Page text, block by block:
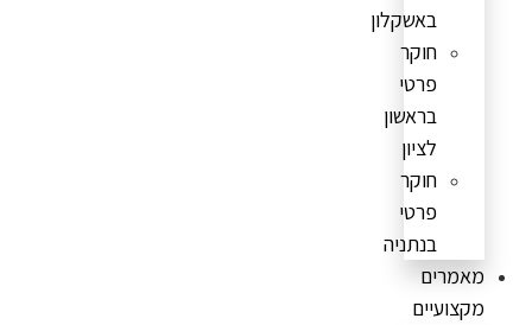
באשקלון
חוקר
פרטי
בראשון
לציון
חוקר
פרטי
בנתניה
מאמרים
מקצועיים